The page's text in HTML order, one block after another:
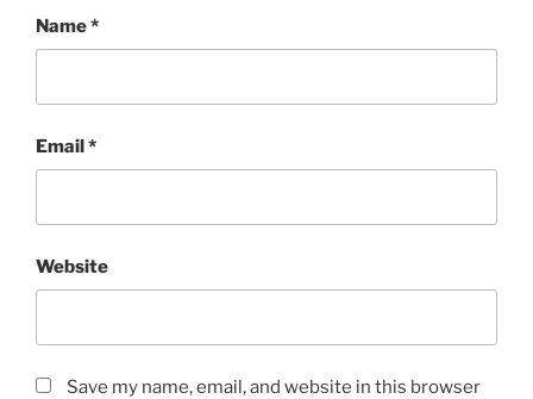
Name*
Email*
Website
Save my name, email, and website in this browser